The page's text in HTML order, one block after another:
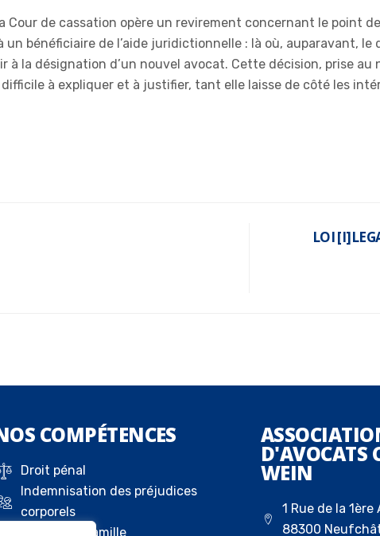
Cour de cassation opère un revirement concernant le point
bénéficiaire de l’aide juridictionnelle : là où, auparavant,
à la désignation d’un nouvel avocat. Cette décision, prise
difficile à expliquer et à justifier, tant elle laisse de côté les
LOI
COMPÉTENCES
Droit pénal
Indemnisation des préjudices
corporels
Droit de la famille
D'AVOCATS
WEIN
1 Rue de la
88300